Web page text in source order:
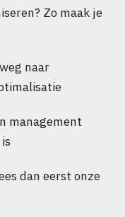
Zo maak je
naar
management
dan eerst onze